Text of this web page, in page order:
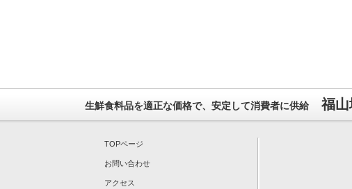
生鮮食料品を適正な価格で、安定して消費者に供給 福
TOPページ
お問い合わせ
アクセス